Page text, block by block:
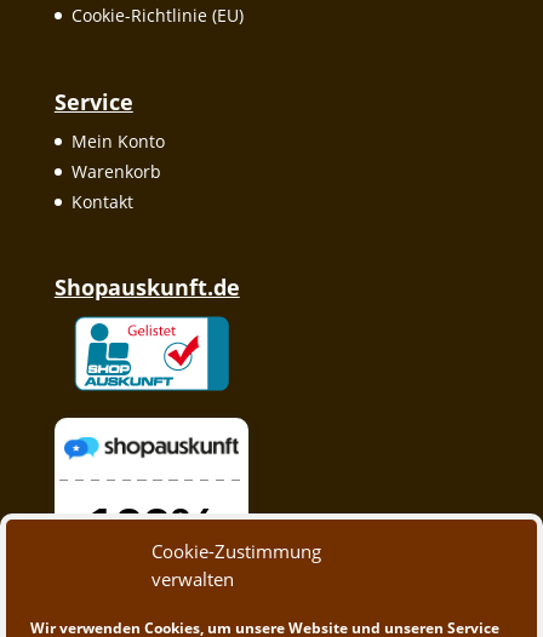
Cookie-Zustimmung
verwalten
Wir verwenden Cookies, um unsere Website und unseren Service
Cookie-Richtlinie (EU)
Service
Mein Konto
Warenkorb
Kontakt
Shopauskunft.de